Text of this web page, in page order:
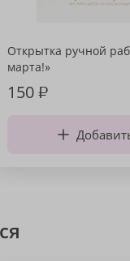
Открытка ручной
марта!»
150₽